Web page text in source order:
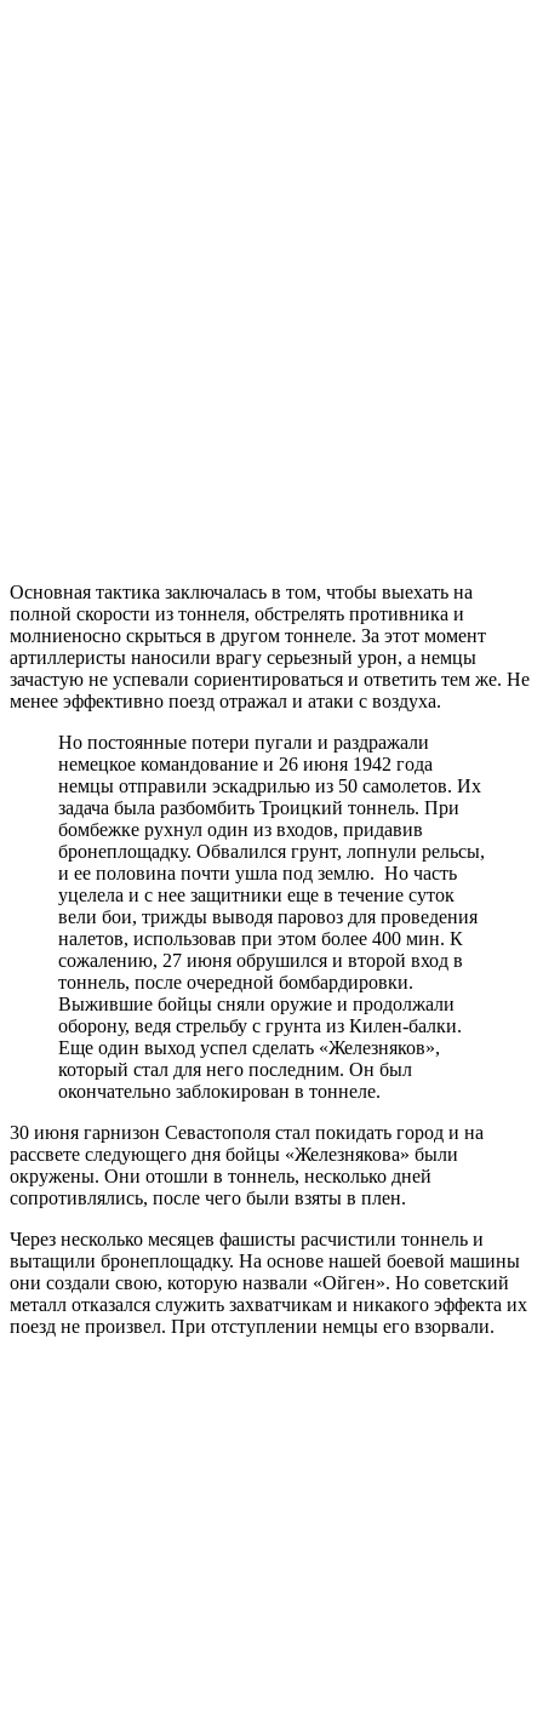
Основная тактика заключалась в том, чтобы выехать на
полной скорости из тоннеля, обстрелять противника и
молниеносно скрыться в другом тоннеле. За этот момент
артиллеристы наносили врагу серьезный урон, а немцы
зачастую не успевали сориентироваться и ответить тем же. Не
менее эффективно поезд отражал и атаки с воздуха.
Но постоянные потери пугали и раздражали
немецкое командование и 26 июня 1942 года
немцы отправили эскадрилью из 50 самолетов. Их
задача была разбомбить Троицкий тоннель. При
бомбежке рухнул один из входов, придавив
бронеплощадку. Обвалился грунт, лопнули рельсы,
и ее половина почти ушла под землю. Но часть
уцелела и с нее защитники еще в течение суток
вели бои, трижды выводя паровоз для проведения
налетов, использовав при этом более 400 мин. К
сожалению, 27 июня обрушился и второй вход в
тоннель, после очередной бомбардировки.
Выжившие бойцы сняли оружие и продолжали
оборону, ведя стрельбу с грунта из Килен-балки.
Еще один выход успел сделать «Железняков»,
который стал для него последним. Он был
окончательно заблокирован в тоннеле.
30 июня гарнизон Севастополя стал покидать город и на
рассвете следующего дня бойцы «Железнякова» были
окружены. Они отошли в тоннель, несколько дней
сопротивлялись, после чего были взяты в плен.
Через несколько месяцев фашисты расчистили тоннель и
вытащили бронеплощадку. На основе нашей боевой машины
они создали свою, которую назвали «Ойген». Но советский
металл отказался служить захватчикам и никакого эффекта их
поезд не произвел. При отступлении немцы его взорвали.